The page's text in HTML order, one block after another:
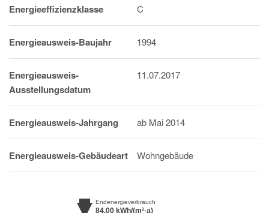
Energieeffizienzklasse C
Energieausweis-Baujahr 1994
Energieausweis-
Ausstellungsdatum
11.07.2017
Energieausweis-Jahrgang ab Mai 2014
Energieausweis-Gebäudeart Wohngebäude
Endenergieverbrauch
84,00 kWh/(m²·a)